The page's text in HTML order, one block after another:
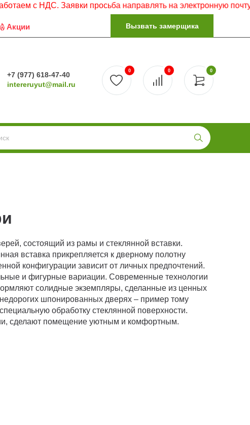
с НДС. Заявки просьба направлять на электронную почту.
Акции Вызвать замерщика
+7 (977) 618-47-40
intereruyut@mail.ru
0
0 0
состоящий из рамы и стеклянной вставки.
вставка прикрепляется к дверному полотну
конфигурации зависит от личных предпочтений.
и фигурные вариации. Современные технологии
солидные экземпляры, сделанные из ценных
шпонированных дверях – пример тому
обработку стеклянной поверхности.
сделают помещение уютным и комфортным.